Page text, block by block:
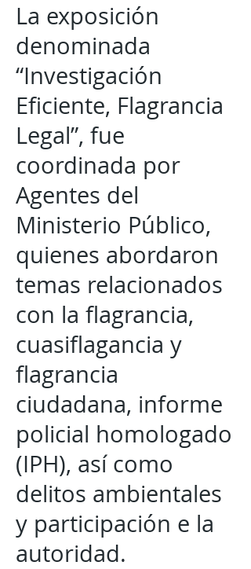
La exposición
denominada
“Investigación
Eficiente, Flagrancia
Legal”, fue
coordinada por
Agentes del
Ministerio Público,
quienes abordaron
temas relacionados
con la flagrancia,
cuasiflagancia y
flagrancia
ciudadana, informe
policial homologado
(IPH), así como
delitos ambientales
y participación e la
autoridad.